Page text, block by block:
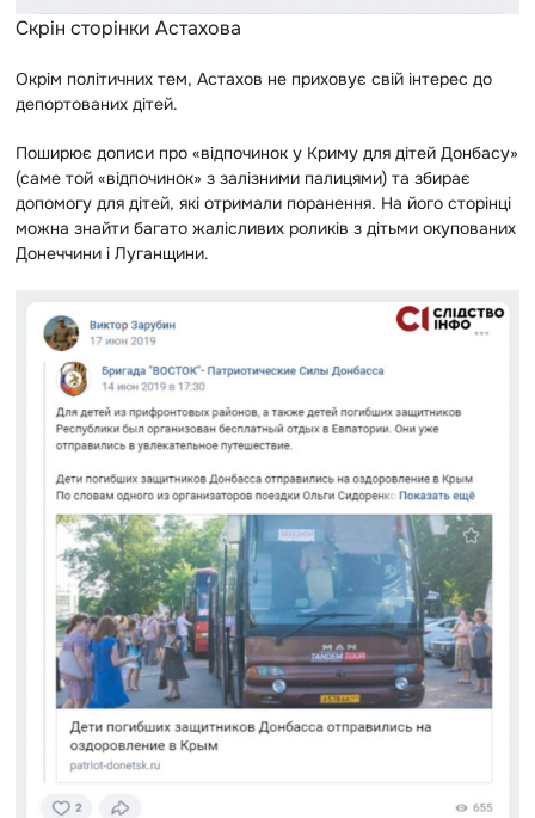
Скрін сторінки Астахова
Окрім політичних тем, Астахов не приховує свій інтерес до
депортованих дітей.
Поширює дописи про «відпочинок у Криму для дітей Донбасу»
(саме той «відпочинок» з залізними палицями) та збирає
допомогу для дітей, які отримали поранення. На його сторінці
можна знайти багато жалісливих роликів з дітьми окупованих
Донеччини і Луганщини.